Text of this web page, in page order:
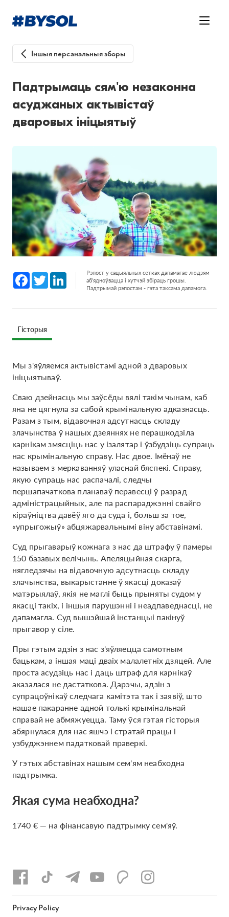
Іншыя персанальныя зборы
Падтрымаць сям'ю незаконна
асуджаных актывістаў
дваровых ініцыятыў
Facebook
Twitter LinkedInРэпост у сацыяльных сетках дапамагае людзям
аб'ядноўвацца і хутчэй збіраць грошы.
Падтрымай рэпостам - гэта таксама дапамога.
Гісторыя
Мы з'яўляемся актывістамі адной з дваровых
ініцыятываў.
Сваю дзейнасць мы заўсёды вялі такім чынам, каб
яна не цягнула за сабой крымінальную адказнасць.
Разам з тым, відавочная адсутнасць складу
злачынства ў нашых дзеяннях не перашкодзіла
карнікам змясціць нас у ізалятар і ўзбудзіць супраць
нас крымінальную справу. Нас двое. Імёнаў не
называем з меркаванняў уласнай бяспекі. Справу,
якую супраць нас распачалі, следчы
першапачаткова планаваў перавесці ў разрад
адміністрацыйных, але па распараджэнні свайго
кіраўніцтва давёў яго да суда і, больш за тое,
«упрыгожыў» абцяжарвальнымі віну абставінамі.
Суд прыгаварыў кожнага з нас да штрафу ў памеры
150 базавых велічынь. Апеляцыйная скарга,
нягледзячы на ​​відавочную адсутнасць складу
злачынства, выкарыстанне ў якасці доказаў
матэрыялаў, якія не маглі быць прыняты судом у
якасці такіх, і іншыя парушэнні і неадпаведнасці, не
дапамагла. Суд вышэйшай інстанцыі пакінуў
прыгавор у сіле.
Пры гэтым адзін з нас з'яўляецца самотным
бацькам, а іншая маці дваіх малалетніх дзяцей. Але
проста асудзіць нас і даць штраф для карнікаў
аказалася не дастаткова. Дарэчы, адзін з
супрацоўнікаў следчага камітэта так і заявіў, што
нашае пакаранне адной толькі крымінальнай
справай не абмяжуецца. Таму ўся гэтая гісторыя
абярнулася для нас яшчэ і стратай працы і
узбуджэннем падатковай праверкі.
У гэтых абставінах нашым сем'ям неабходна
падтрымка.
Якая сума неабходна?
1740 € — на фінансавую падтрымку сем'яў.
Privacy Policy